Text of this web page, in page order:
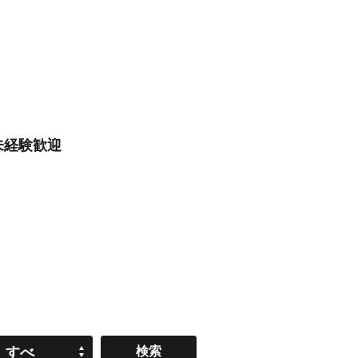
経験歓迎
すべ